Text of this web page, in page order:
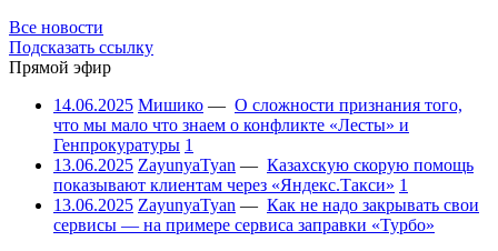
Все новости
Подсказать ссылку
Прямой эфир
14.06.2025 Мишико — О сложности признания того,
что мы мало что знаем о конфликте «Лесты» и
Генпрокуратуры 1
13.06.2025 ZayunyaTyan — Казахскую скорую помощь
показывают клиентам через «Яндекс.Такси» 1
13.06.2025 ZayunyaTyan — Как не надо закрывать свои
сервисы — на примере сервиса заправки «Турбо»